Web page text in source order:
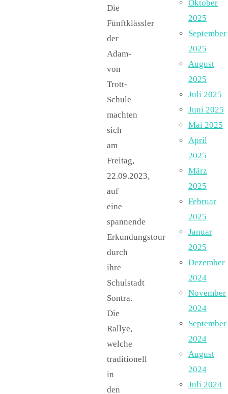
Die
Fünftklässler
der
Adam-
von
Trott-
Schule
machten
sich
am
Freitag,
22.09.2023,
auf
eine
spannende
Erkundungstour
durch
ihre
Schulstadt
Sontra.
Die
Rallye,
welche
traditionell
in
den
Oktober
2025
September
2025
August
2025
Juli 2025
Juni 2025
Mai 2025
April
2025
März
2025
Februar
2025
Januar
2025
Dezember
2024
November
2024
September
2024
August
2024
Juli 2024